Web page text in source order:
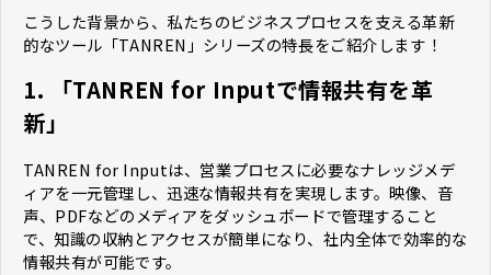
こうした背景から、私たちのビジネスプロセスを支える革新
的なツール「TANREN」シリーズの特長をご紹介します！
1. 「TANREN for Inputで情報共有を革
新」
TANREN for Inputは、営業プロセスに必要なナレッジメデ
ィアを一元管理し、迅速な情報共有を実現します。映像、音
声、PDFなどのメディアをダッシュボードで管理すること
で、知識の収納とアクセスが簡単になり、社内全体で効率的な
情報共有が可能です。